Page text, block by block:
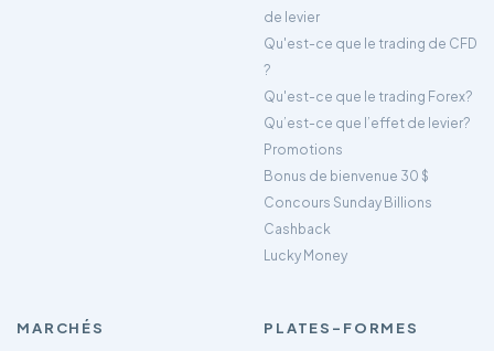
de levier
Qu'est-ce que le trading de CFD
?
Qu'est-ce que le trading Forex?
Qu’est-ce que l’effet de levier?
Promotions
Bonus de bienvenue 30 $
Concours Sunday Billions
Cashback
Lucky Money
MARCHÉS PLATES-FORMES